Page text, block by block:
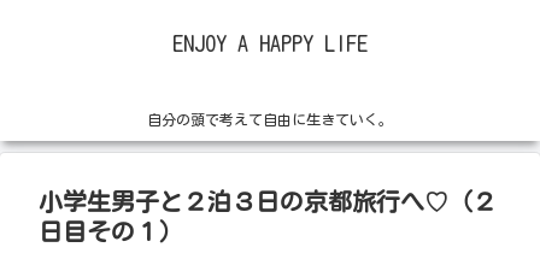
ENJOY A HAPPY LIFE
自分の頭で考えて自由に生きていく。
小学生男子と２泊３日の京都旅行へ♡（２
日目その１）